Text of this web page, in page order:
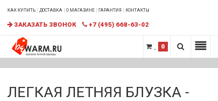
КАК КУПИТЬ ДОСТАВКА О МАГАЗИНЕ ГАРАНТИЯ КОНТАКТЫ
ЗАКАЗАТЬ ЗВОНОК +7 (495) 668-63-02
0
ЛЕГКАЯ ЛЕТНЯЯ БЛУЗКА -